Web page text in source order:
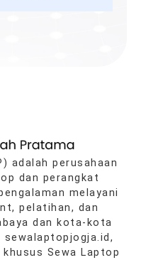
adalah perusahaan
dan perangkat
melayani
pelatihan, dan
dan kota‑kota
sewalaptopjogja.id ,
Sewa Laptop